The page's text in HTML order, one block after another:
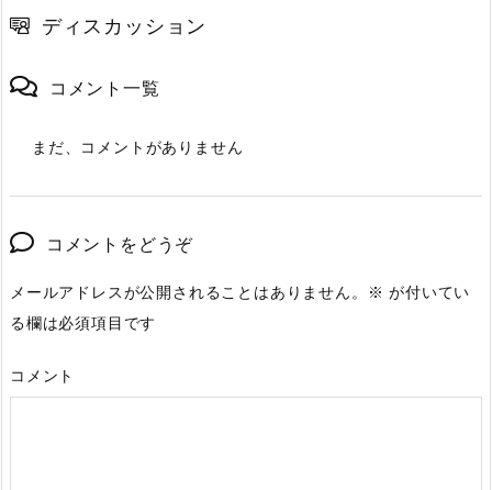
ディスカッション
コメント一覧
まだ、コメントがありません
コメントをどうぞ
メールアドレスが公開されることはありません。 ※ が付いてい
る欄は必須項目です
コメント